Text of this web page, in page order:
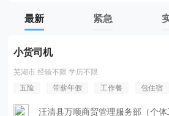
2025年淮南市潘集区科技工业信息化局
2025年安徽理工大学专职辅导员招聘公告
安徽理工大学2025年度招聘10名专职辅
最新 紧急
小货司机
芜湖市 经验不限 学历不限
五险
带薪年假 工作餐 包住宿